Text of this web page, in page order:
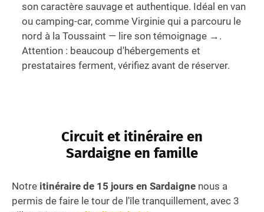
son caractère sauvage et authentique. Idéal en van
ou camping-car, comme Virginie qui a parcouru le
nord à la Toussaint — lire son témoignage → .
Attention : beaucoup d'hébergements et
prestataires ferment, vérifiez avant de réserver.
Circuit et itinéraire en
Sardaigne en famille
Notre itinéraire de 15 jours en Sardaigne nous a
permis de faire le tour de l'île tranquillement, avec 3